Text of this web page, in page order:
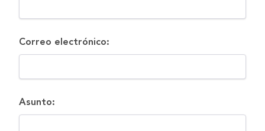
Correo electrónico:
Asunto: